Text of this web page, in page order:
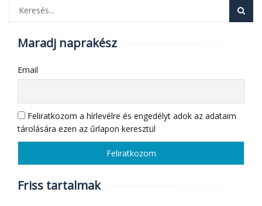
Maradj naprakész
Email
Feliratkozom a hírlevélre és engedélyt adok az adataim
tárolására ezen az űrlapon keresztül
Friss tartalmak